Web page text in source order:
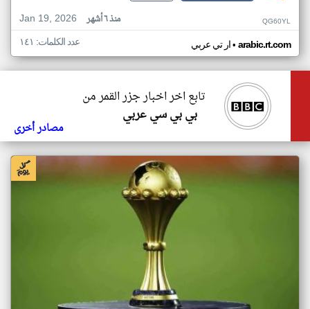
Jan 19, 2026
منذ ٦ أشهر QG60YL
ار تي عربي• arabic.rt.com عدد الكلمات: ١٤١
تابع اخر اخبار جزر القمر من
بي بي سي عربي
مصادر أخرى